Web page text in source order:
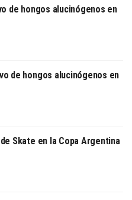
de hongos alucinógenos en
de hongos alucinógenos en
Skate en la Copa Argentina